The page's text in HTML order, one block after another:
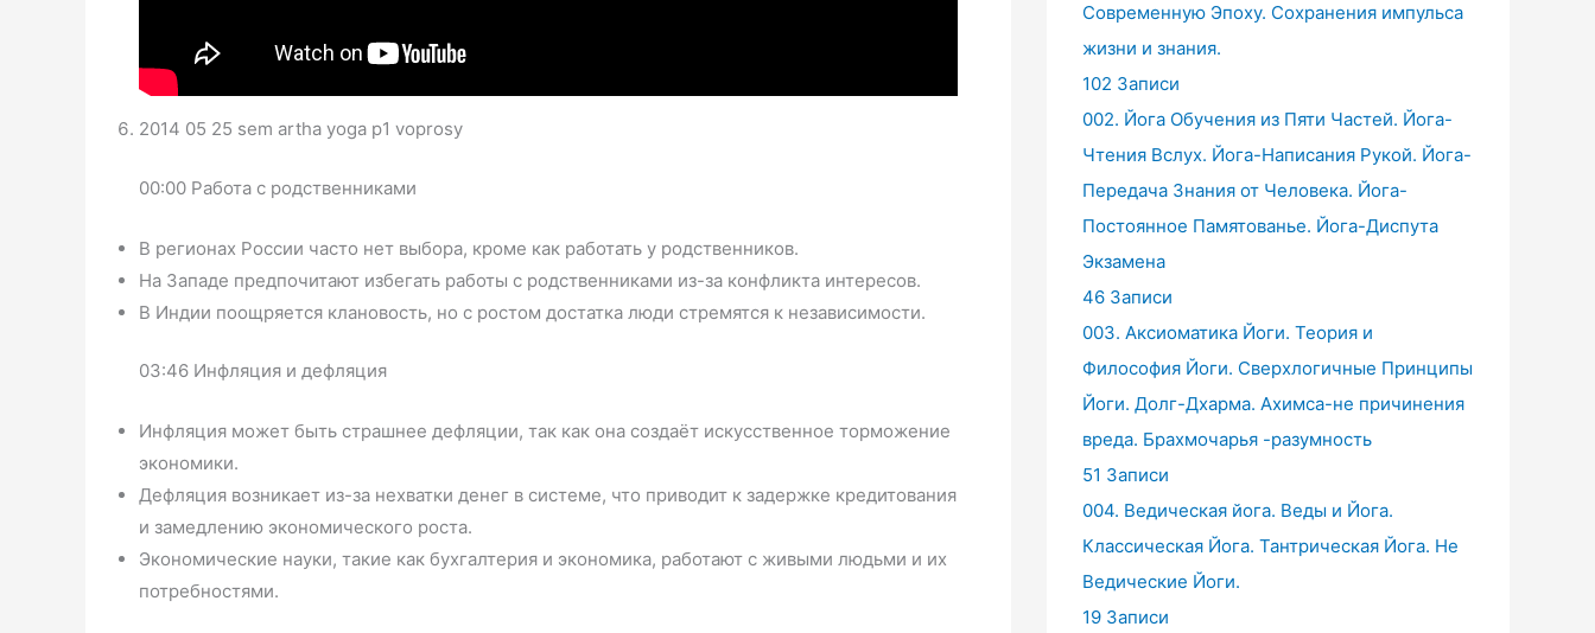
2014 05 25 sem artha yoga p1 voprosy
00:00 Работа с родственниками
В регионах России часто нет выбора, кроме как работать у родственников.
На Западе предпочитают избегать работы с родственниками из-за конфликта интересов.
В Индии поощряется клановость, но с ростом достатка люди стремятся к независимости.
03:46 Инфляция и дефляция
Инфляция может быть страшнее дефляции, так как она создаёт искусственное торможение
экономики.
Дефляция возникает из-за нехватки денег в системе, что приводит к задержке кредитования
и замедлению экономического роста.
Экономические науки, такие как бухгалтерия и экономика, работают с живыми людьми и их
потребностями.
Современную Эпоху. Сохранения импульса
жизни и знания.
102 Записи
002. Йога Обучения из Пяти Частей. Йога-
Чтения Вслух. Йога-Написания Рукой. Йога-
Передача Знания от Человека. Йога-
Постоянное Памятованье. Йога-Диспута
Экзамена
46 Записи
003. Аксиоматика Йоги. Теория и
Философия Йоги. Сверхлогичные Принципы
Йоги. Долг-Дхарма. Ахимса-не причинения
вреда. Брахмочарья -разумность
51 Записи
004. Ведическая йога. Веды и Йога.
Классическая Йога. Тантрическая Йога. Не
Ведические Йоги.
19 Записи